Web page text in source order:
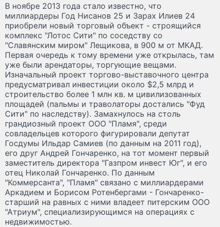
В ноябре 2013 года стало известно, что
миллиардеры Год Нисанов 25 и Зарах Илиев 24
приобрели новый торговый объект - строящийся
комплекс "Лотос Сити" по соседству со
"Славянским миром" Лещикова, в 900 м от МКАД.
Первая очередь к тому времени уже открылась, там
уже были арендаторы, торгующие вещами.
Изначальный проект торгово-выставочного центра
предусматривал инвестиции около $2,5 млрд и
строительство более 1 млн кв. м цивилизованных
площадей (пальмы и траволаторы достались "Фуд
Сити" по наследству). Замахнулось на столь
грандиозный проект ООО "Пламя", среди
совладельцев которого фигурировали депутат
Госдумы Ильдар Самиев (по данным на 2011 год),
его друг Андрей Гончаренко, на тот момент первый
заместитель директора "Газпром инвест Юг", и его
отец Николай Гончаренко. По данным
"Коммерсанта", "Пламя" связано с миллиардерами
Аркадием и Борисом Ротенбергами - Гончаренко-
старший на равных с ними владеет питерским ООО
"Атриум", специализирующимся на операциях с
недвижимостью.